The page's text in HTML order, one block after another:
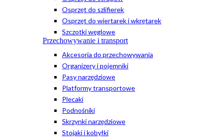
Osprzęt do szlifierek
Osprzęt do wiertarek i wkrętarek
Szczotki węglowe
Przechowywanie i transport
Akcesoria do przechowywania
Organizery i pojemniki
Pasy narzędziowe
Platformy transportowe
Plecaki
Podnośniki
Skrzynki narzędziowe
Stojaki i kobyłki